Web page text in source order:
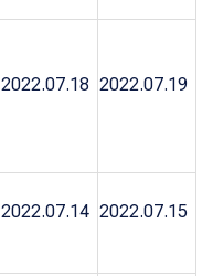
2022.07.18 2022.07.19
2022.07.14 2022.07.15